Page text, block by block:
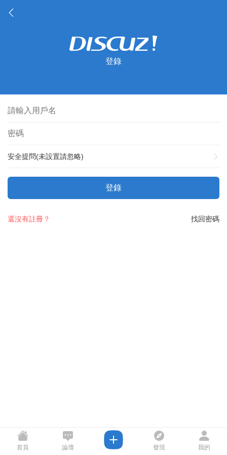
登錄
安全提問(未設置請忽略)
登錄
找回密碼
還沒有註冊？
首頁 論壇 發現 我的